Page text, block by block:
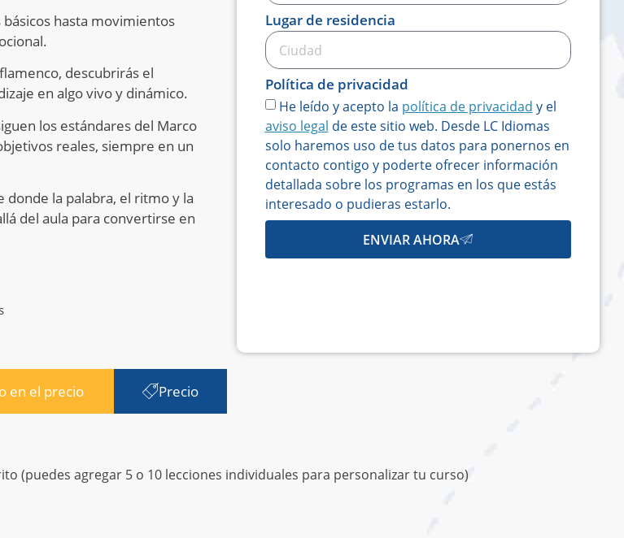
hasta movimientos
descubrirás el
en algo vivo y dinámico.
los estándares del Marco
reales, siempre en un
la palabra, el ritmo y la
del aula para convertirse en
+34
Lugar de residencia
Política de privacidad
He leído y acepto la política de privacidad y el
aviso legal de este sitio web. Desde LC Idiomas
solo haremos uso de tus datos para ponernos en
contacto contigo y poderte ofrecer información
detallada sobre los programas en los que estás
interesado o pudieras estarlo.
ENVIAR AHORA
en el precio Precio
(puedes agregar 5 o 10 lecciones individuales para personalizar tu curso)